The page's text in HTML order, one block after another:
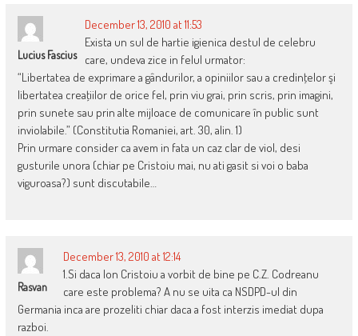
Lucius Fascius
December 13, 2010 at 11:53
Exista un sul de hartie igienica destul de celebru
care, undeva zice in felul urmator:
“Libertatea de exprimare a gândurilor, a opiniilor sau a credinţelor şi
libertatea creaţiilor de orice fel, prin viu grai, prin scris, prin imagini,
prin sunete sau prin alte mijloace de comunicare în public sunt
inviolabile.” (Constitutia Romaniei, art. 30, alin. 1)
Prin urmare consider ca avem in fata un caz clar de viol, desi
gusturile unora (chiar pe Cristoiu mai, nu ati gasit si voi o baba
viguroasa?) sunt discutabile…
Rasvan
December 13, 2010 at 12:14
1.Si daca Ion Cristoiu a vorbit de bine pe C.Z. Codreanu
care este problema? A nu se uita ca NSDPD-ul din
Germania inca are prozeliti chiar daca a fost interzis imediat dupa
razboi.